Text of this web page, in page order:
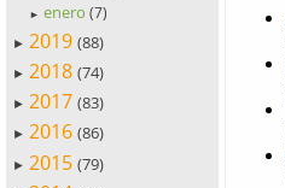
► enero (7)
► 2019 (88)
► 2018 (74)
► 2017 (83)
► 2016 (86)
► 2015 (79)